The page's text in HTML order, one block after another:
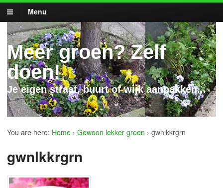
Menu
Meer groen? Zelf
doen!
Je eigen straat, buurt of wijk aanpakken...
You are here: Home › Gewoon lekker groen › gwnlkkrgrn
gwnlkkrgrn